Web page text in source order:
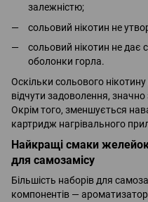
залежністю;
сольовий нікотин не
сольовий нікотин не дає
оболонки горла.
Оскільки сольового
відчути задоволення,
Окрім того, зменшується
картридж нагрівального
Найкращі смаки
для самозамісу
Більшість наборів для
компонентів —